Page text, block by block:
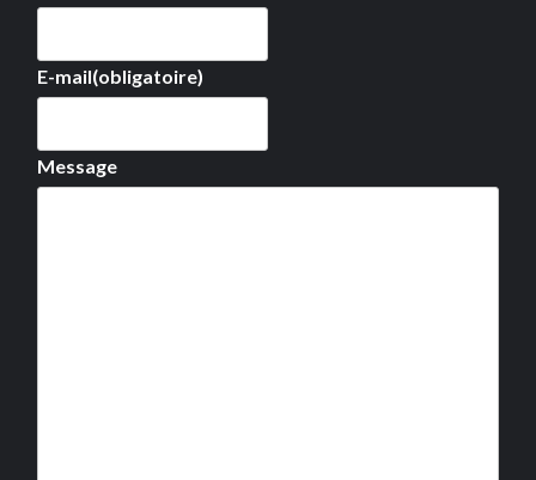
E-mail(obligatoire)
Message